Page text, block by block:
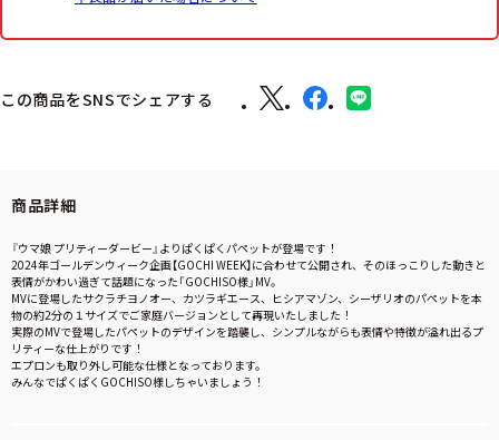
この商品をSNSでシェアする
商品詳細
『ウマ娘 プリティーダービー』よりぱくぱくパペットが登場です！
2024年ゴールデンウィーク企画【GOCHI WEEK】に合わせて公開され、そのほっこりした動きと
表情がかわい過ぎて話題になった「GOCHISO様」MV。
MVに登場したサクラチヨノオー、カツラギエース、ヒシアマゾン、シーザリオのパペットを本
物の約2分の１サイズでご家庭バージョンとして再現いたしました！
実際のMVで登場したパペットのデザインを踏襲し、シンプルながらも表情や特徴が溢れ出るプ
リティーな仕上がりです！
エプロンも取り外し可能な仕様となっております。
みんなでぱくぱくGOCHISO様しちゃいましょう！